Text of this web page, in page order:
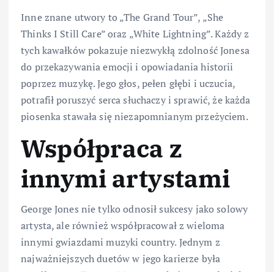
Inne znane utwory to „The Grand Tour”, „She
Thinks I Still Care” oraz „White Lightning”. Każdy z
tych kawałków pokazuje niezwykłą zdolność Jonesa
do przekazywania emocji i opowiadania historii
poprzez muzykę. Jego głos, pełen głębi i uczucia,
potrafił poruszyć serca słuchaczy i sprawić, że każda
piosenka stawała się niezapomnianym przeżyciem.
Współpraca z
innymi artystami
George Jones nie tylko odnosił sukcesy jako solowy
artysta, ale również współpracował z wieloma
innymi gwiazdami muzyki country. Jednym z
najważniejszych duetów w jego karierze była